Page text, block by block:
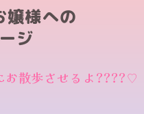
嬢様への
ジ
お散歩させるよ????♡